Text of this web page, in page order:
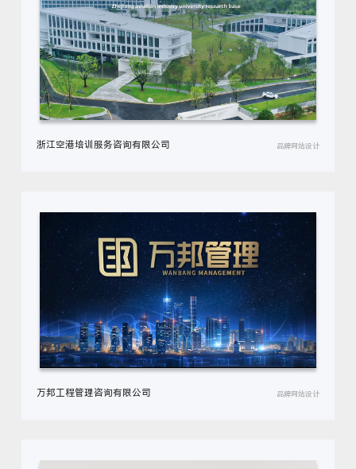
浙江空港培训服务咨询有限公司 品牌网站设计
万邦工程管理咨询有限公司 品牌网站设计